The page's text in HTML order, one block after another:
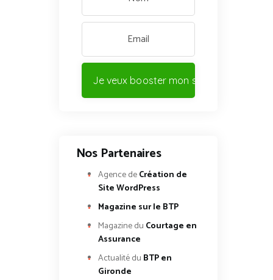
Je veux booster mon site !
Nos Partenaires
Agence deCréation de
Site WordPress
Magazine sur le BTP
Magazine du Courtage en
Assurance
Actualité du BTP en
Gironde